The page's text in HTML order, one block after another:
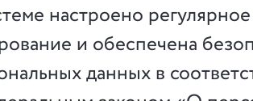
настроено
и обеспечена
данных в